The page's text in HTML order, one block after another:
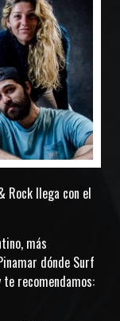
Rock llega con el
más
dónde Surf
te recomendamos: